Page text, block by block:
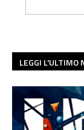
LEGGI L'ULTIMO